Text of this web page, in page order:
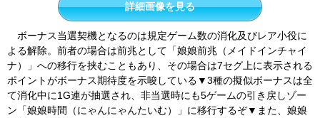
詳細画像を見る
ボーナス当選契機となるのは規定ゲーム数の消化及びレア小役に
よる解除。前者の場合は前兆として「娘娘前兆（メイドインチャイ
ナ）」への移行を挟むこともあり、その場合は7セグ上に表示される
ポイントがボーナス期待度を示唆している▼3種の擬似ボーナスは全
て消化中に1G連が抽選され、非当選時にも5ゲームの引き戻しゾー
ン「娘娘時間（にゃんにゃんたいむ）」に移行するぞ▼また、娘娘